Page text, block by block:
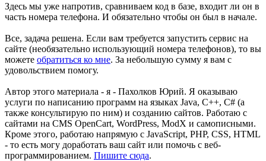
Здесь мы уже напротив, сравниваем код в базе, входит ли он в
часть номера телефона. И обязательно чтобы он был в начале.
Все, задача решена. Если вам требуется запустить сервис на
сайте (необязательно использующий номера телефонов), то вы
можете обратиться ко мне. За небольшую сумму я вам с
удовольствием помогу.
Автор этого материала - я - Пахолков Юрий. Я оказываю
услуги по написанию программ на языках Java, C++, C# (а
также консультирую по ним) и созданию сайтов. Работаю с
сайтами на CMS OpenCart, WordPress, ModX и самописными.
Кроме этого, работаю напрямую с JavaScript, PHP, CSS, HTML
- то есть могу доработать ваш сайт или помочь с веб-
программированием. Пишите сюда.